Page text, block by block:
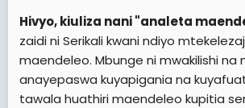
Hivyo, kiuliza nani "analeta
zaidi ni Serikali kwani ndiyo
maendeleo. Mbunge ni mwakilishi na
anayepaswa kuyapigania na
tawala huathiri maendeleo kupitia